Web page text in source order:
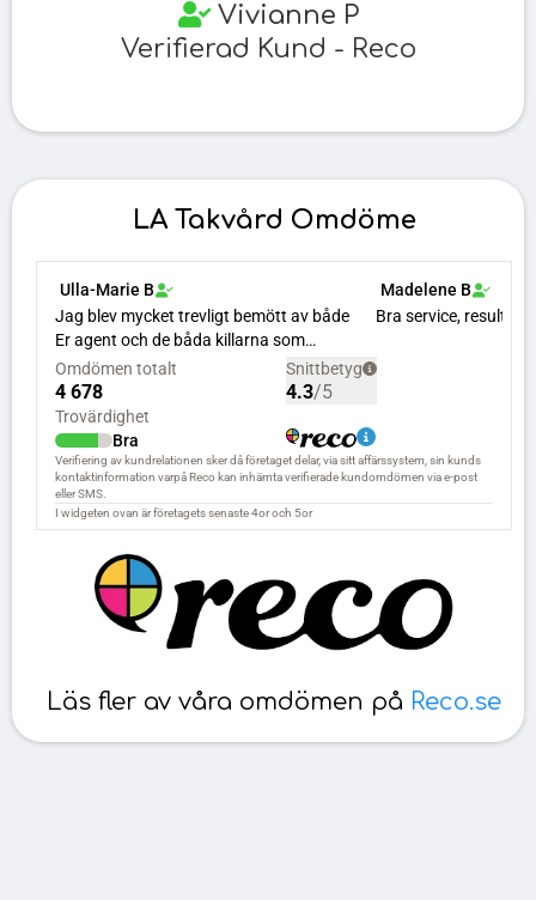
Vivianne P
Verifierad Kund - Reco
LA Takvård Omdöme
Läs fler av våra omdömen på Reco.se